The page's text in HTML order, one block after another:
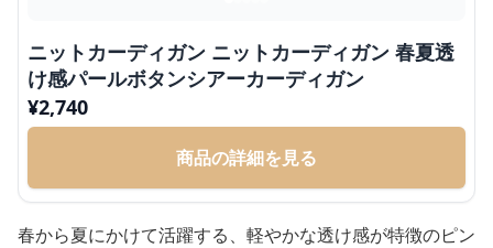
ニットカーディガン ニットカーディガン 春夏透
け感パールボタンシアーカーディガン
¥2,740
商品の詳細を見る
春から夏にかけて活躍する、軽やかな透け感が特徴のピン